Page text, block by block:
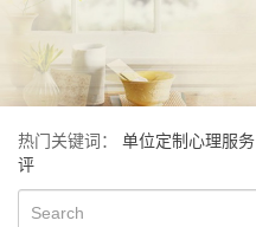
热门关键词： 单位定制心理服务
评